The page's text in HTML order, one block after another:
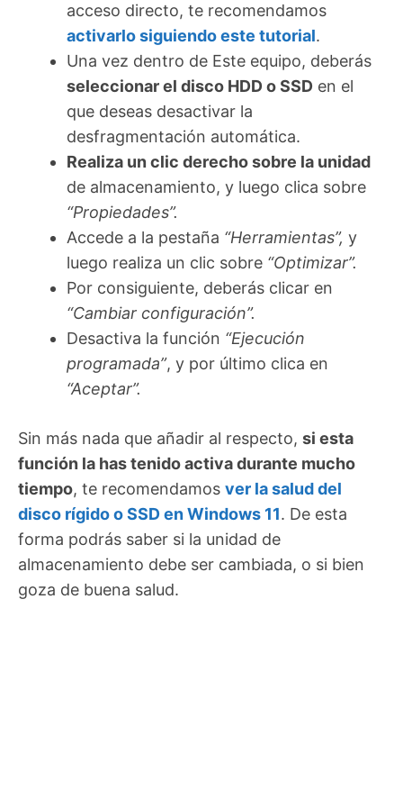
acceso directo, te recomendamos
activarlo siguiendo este tutorial.
Una vez dentro de Este equipo, deberás
seleccionar el disco HDD o SSD en el
que deseas desactivar la
desfragmentación automática.
Realiza un clic derecho sobre la unidad
de almacenamiento, y luego clica sobre
“Propiedades”.
Accede a la pestaña “Herramientas”, y
luego realiza un clic sobre “Optimizar”.
Por consiguiente, deberás clicar en
“Cambiar configuración”.
Desactiva la función “Ejecución
programada”, y por último clica en
“Aceptar”.
Sin más nada que añadir al respecto, si esta
función la has tenido activa durante mucho
tiempo, te recomendamos ver la salud del
disco rígido o SSD en Windows 11. De esta
forma podrás saber si la unidad de
almacenamiento debe ser cambiada, o si bien
goza de buena salud.